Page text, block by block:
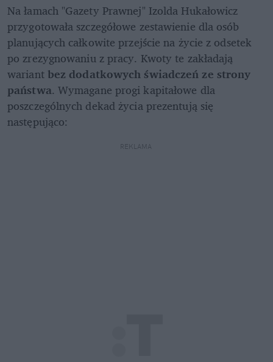
Na łamach "Gazety Prawnej" Izolda Hukałowicz
przygotowała szczegółowe zestawienie dla osób
planujących całkowite przejście na życie z odsetek
po zrezygnowaniu z pracy. Kwoty te zakładają
wariant bez dodatkowych świadczeń ze strony
państwa. Wymagane progi kapitałowe dla
poszczególnych dekad życia prezentują się
następująco:
REKLAMA